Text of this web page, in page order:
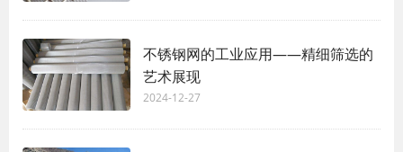
不锈钢网的工业应用——精细筛选的
艺术展现
2024-12-27